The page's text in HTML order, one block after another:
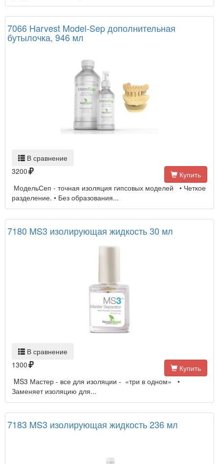
7066 Harvest Model-Sep дополнительная
бутылочка, 946 мл
В сравнение
3200
Купить
МодельСеп - точная изоляция гипсовых моделей • Четкое
разделение. • Без образования...
7180 MS3 изолирующая жидкость 30 мл
В сравнение
1300
Купить
MS3 Мастер - все для изоляции - «три в одном» •
Заменяет изоляцию для...
7183 MS3 изолирующая жидкость 236 мл